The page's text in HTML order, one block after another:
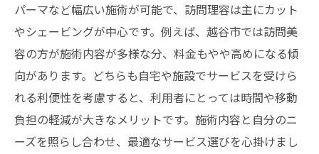
パーマなど幅広い施術が可能で、訪問理容は主にカット
やシェービングが中心です。例えば、越谷市では訪問美
容の方が施術内容が多様な分、料金もやや高めになる傾
向があります。どちらも自宅や施設でサービスを受けら
れる利便性を考慮すると、利用者にとっては時間や移動
負担の軽減が大きなメリットです。施術内容と自分のニ
ーズを照らし合わせ、最適なサービス選びを心掛けまし